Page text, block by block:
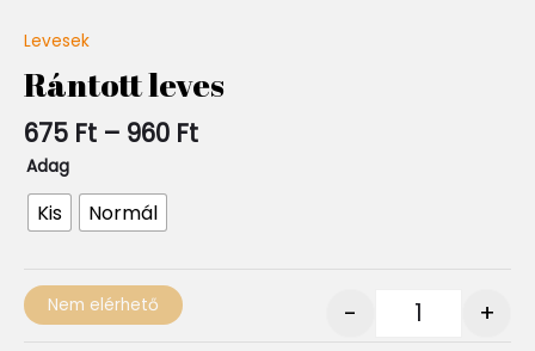
Levesek
Rántott leves
675 Ft – 960 Ft
-
960 Ft
Adag
Kis Normál
- +
Nem elérhető